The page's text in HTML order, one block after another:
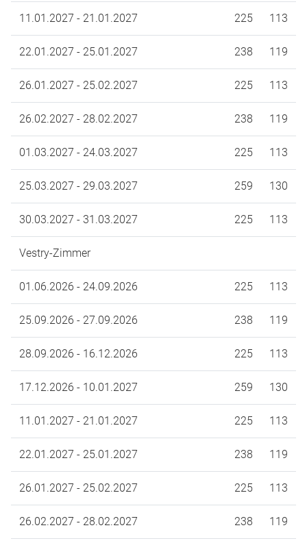
11.01.2027 - 21.01.2027 225 113
22.01.2027 - 25.01.2027 238 119
26.01.2027 - 25.02.2027 225 113
26.02.2027 - 28.02.2027 238 119
01.03.2027 - 24.03.2027 225 113
25.03.2027 - 29.03.2027 259 130
30.03.2027 - 31.03.2027 225 113
Vestry-Zimmer
01.06.2026 - 24.09.2026 225 113
25.09.2026 - 27.09.2026 238 119
28.09.2026 - 16.12.2026 225 113
17.12.2026 - 10.01.2027 259 130
11.01.2027 - 21.01.2027 225 113
22.01.2027 - 25.01.2027 238 119
26.01.2027 - 25.02.2027 225 113
26.02.2027 - 28.02.2027 238 119